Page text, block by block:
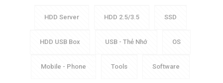
HDD Server HDD 2.5/3.5 SSD
HDD USB Box USB - Thẻ Nhớ OS
Mobile - Phone Tools Software